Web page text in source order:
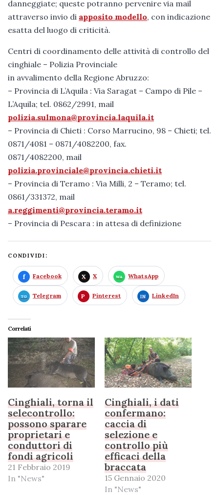
danneggiate; queste potranno pervenire via mail
attraverso invio di apposito modello, con indicazione
esatta del luogo di criticità.
Centri di coordinamento delle attività di controllo del
cinghiale – Polizia Provinciale
in avvalimento della Regione Abruzzo:
– Provincia di L’Aquila : Via Saragat – Campo di Pile –
L’Aquila; tel. 0862/2991, mail
polizia.sulmona@provincia.laquila.it
– Provincia di Chieti : Corso Marrucino, 98 – Chieti; tel.
0871/4081 – 0871/4082200, fax.
0871/4082200, mail
polizia.provinciale@provincia.chieti.it
– Provincia di Teramo : Via Milli, 2 – Teramo; tel.
0861/331372, mail
a.reggimenti@provincia.teramo.it
– Provincia di Pescara : in attesa di definizione
CONDIVIDI:
Facebook X WhatsApp
Telegram Pinterest LinkedIn
Correlati
Cinghiali, torna il
selecontrollo:
possono sparare
proprietari e
conduttori di
fondi agricoli
21 Febbraio 2019
In "News"
Cinghiali, i dati
confermano:
caccia di
selezione e
controllo più
efficaci della
braccata
15 Gennaio 2020
In "News"